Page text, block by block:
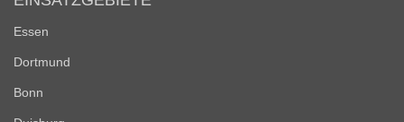
Essen
Dortmund
Bonn